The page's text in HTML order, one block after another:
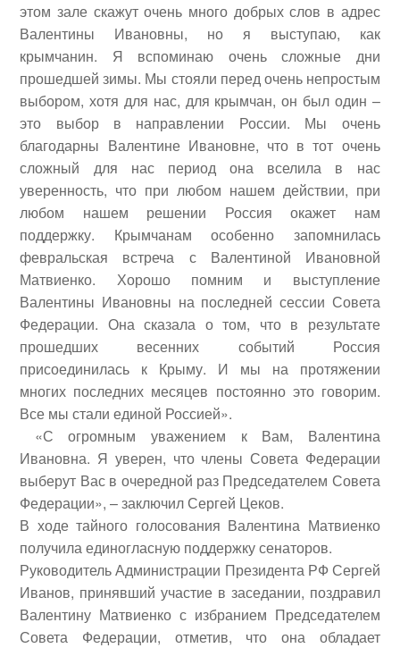
этом зале скажут очень много добрых слов в адрес
Валентины Ивановны, но я выступаю, как
крымчанин. Я вспоминаю очень сложные дни
прошедшей зимы. Мы стояли перед очень непростым
выбором, хотя для нас, для крымчан, он был один –
это выбор в направлении России. Мы очень
благодарны Валентине Ивановне, что в тот очень
сложный для нас период она вселила в нас
уверенность, что при любом нашем действии, при
любом нашем решении Россия окажет нам
поддержку. Крымчанам особенно запомнилась
февральская встреча с Валентиной Ивановной
Матвиенко. Хорошо помним и выступление
Валентины Ивановны на последней сессии Совета
Федерации. Она сказала о том, что в результате
прошедших весенних событий Россия
присоединилась к Крыму. И мы на протяжении
многих последних месяцев постоянно это говорим.
Все мы стали единой Россией».
«С огромным уважением к Вам, Валентина
Ивановна. Я уверен, что члены Совета Федерации
выберут Вас в очередной раз Председателем Совета
Федерации», – заключил Сергей Цеков.
В ходе тайного голосования Валентина Матвиенко
получила единогласную поддержку сенаторов.
Руководитель Администрации Президента РФСергей
Иванов, принявший участие в заседании, поздравил
Валентину Матвиенко с избранием Председателем
Совета Федерации, отметив, что она обладает